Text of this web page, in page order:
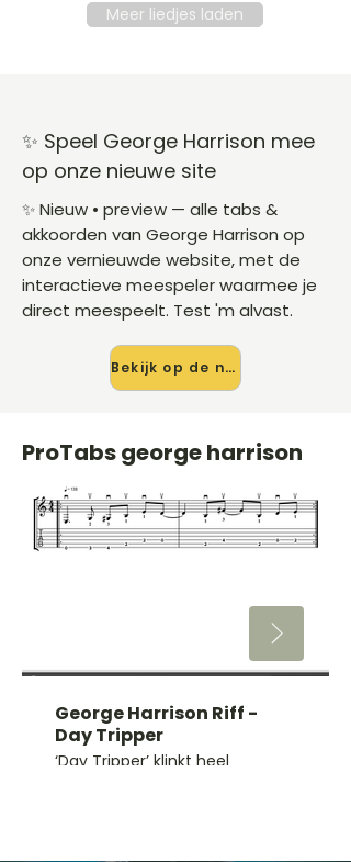
Meer liedjes laden
✨ Speel George Harrison mee
op onze nieuwe site
✨ Nieuw • preview — alle tabs &
akkoorden van George Harrison op
onze vernieuwde website, met de
interactieve meespeler waarmee je
direct meespeelt. Test 'm alvast.
Bekijk op de nieuwe site →
ProTabs george harrison
George Harrison Riff -
Day Tripper
‘Day Tripper’ klinkt heel